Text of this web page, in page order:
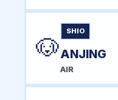
🐶
SHIO
ANJING
AIR